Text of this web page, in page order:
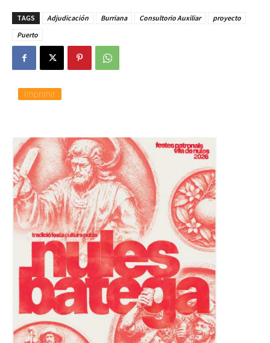
TAGS Adjudicación Burriana Consultorio Auxiliar
proyecto
Puerto
Imprimir